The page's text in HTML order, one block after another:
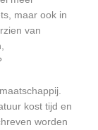
maar ook in
van
kost tijd en
worden